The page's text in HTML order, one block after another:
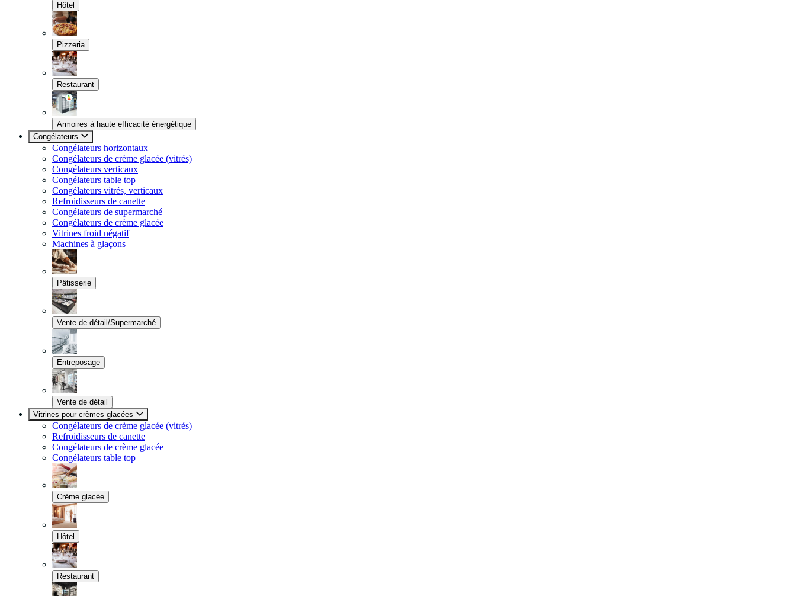
Hôtel
Pizzeria
Restaurant
Armoires à haute efficacité énergétique
Congélateurs
Congélateurs horizontaux
Congélateurs de crème glacée (vitrés)
Congélateurs verticaux
Congélateurs table top
Congélateurs vitrés, verticaux
Refroidisseurs de canette
Congélateurs de supermarché
Congélateurs de crème glacée
Vitrines froid négatif
Machines à glaçons
Pâtisserie
Vente de détail/Supermarché
Entreposage
Vente de détail
Vitrines pour crèmes glacées
Congélateurs de crème glacée (vitrés)
Refroidisseurs de canette
Congélateurs de crème glacée
Congélateurs table top
Crème glacée
Hôtel
Restaurant